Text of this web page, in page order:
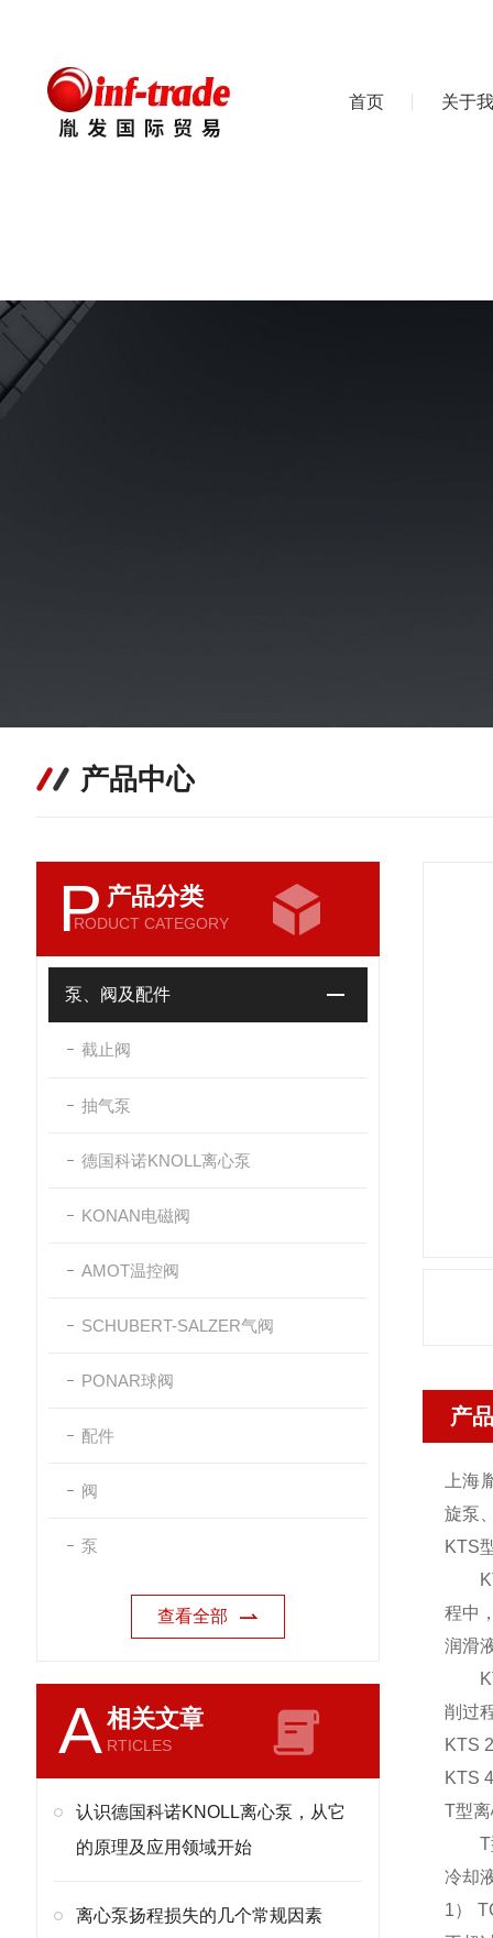
首页 关于
产品中心
P 产品分类
RODUCT CATEGORY
泵、阀及配件
截止阀
抽气泵
德国科诺KNOLL离心泵
KONAN电磁阀
AMOT温控阀
SCHUBERT-SALZER气阀
PONAR球阀
配件
阀
泵
查看全部
A相关文章
RTICLES
认识德国科诺KNOLL离心泵，从它
的原理及应用领域开始
离心泵扬程损失的几个常规因素
产
上海
旋泵
KTS
程中
润滑
削过
KTS
KTS
T型
T
冷却
1）